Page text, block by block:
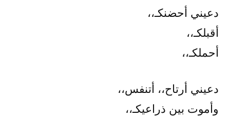
دعيني أحضنكـ،،
أقبلكـ،،
أحملكـ،،
دعيني أرتاح،، أتنفس،،
وأموت بين ذراعيكـ،،